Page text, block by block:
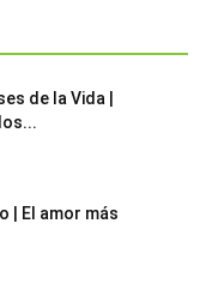
de la Vida |
| El amor más